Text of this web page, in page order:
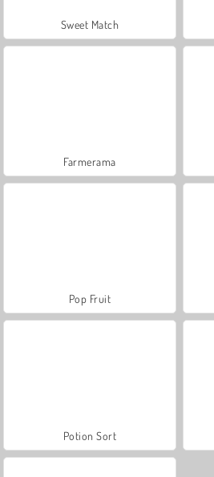
Sweet Match
Farmerama
Pop Fruit
Potion Sort